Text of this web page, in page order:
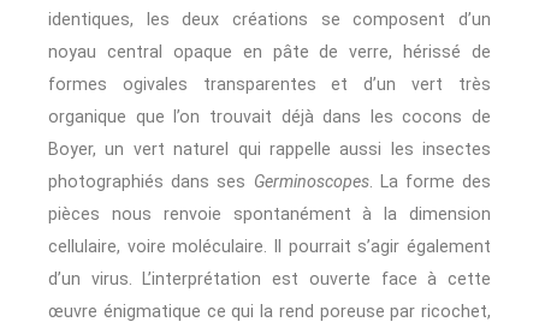
identiques, les deux créations se composent d’un
noyau central opaque en pâte de verre, hérissé de
formes ogivales transparentes et d’un vert très
organique que l’on trouvait déjà dans les cocons de
Boyer, un vert naturel qui rappelle aussi les insectes
photographiés dans ses Germinoscopes. La forme des
pièces nous renvoie spontanément à la dimension
cellulaire, voire moléculaire. Il pourrait s’agir également
d’un virus. L’interprétation est ouverte face à cette
œuvre énigmatique ce qui la rend poreuse par ricochet,